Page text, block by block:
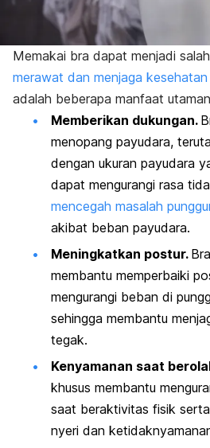
Memakai bra dapat menjadi
merawat dan menjaga
adalah beberapa manfaat
Memberikan dukungan.
menopang payudara,
dengan ukuran payudara
dapat mengurangi rasa
mencegah masalah
akibat beban payudara.
Meningkatkan postur.
membantu memperbaiki
mengurangi beban di
sehingga membantu
tegak.
Kenyamanan saat
khusus membantu
saat beraktivitas fisik
nyeri dan